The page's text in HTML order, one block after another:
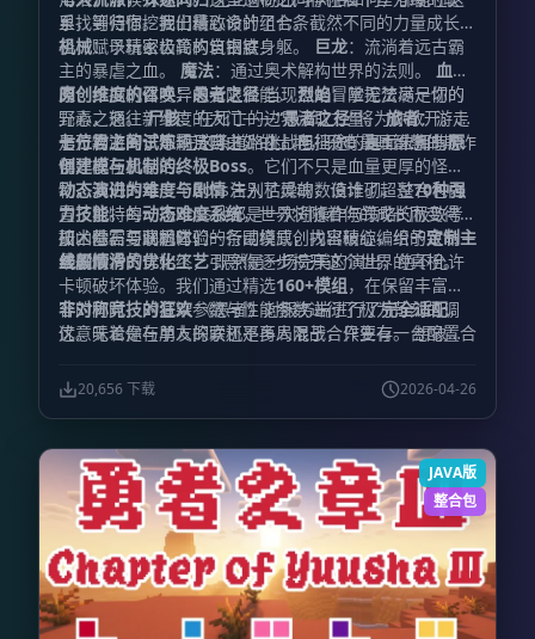
系，等待你挖掘出最致命的组合。
里找到归宿。我们精心设计了七条截然不同的力量成长路
径，赋予玩家极高的自由度：
机械：以精密齿轮构筑钢铁身躯。 巨龙：流淌着远古霸
主的暴虐之血。 魔法：通过奥术解构世界的法则。 血
肉：挖掘机体变异的无限潜能。烈焰：掌控焚尽一切的
元素之怒。尸骸：在死亡的边界汲取力量。旅者：游走
于万物之间，不羁且自由。 挑战与征途：直面未知的恐
惧
原创维度的召唤：愚者之径当现世的冒险无法满足你的
野心，通往新维度的大门——“愚者之径”将为你敞开。这
是一片游离于常规法则之外的土地，只有最具智慧的欺诈
师才能在此存活。
七位君主的试炼在这条道路上，阻挡你的是七位拥有原
创建模与机制的终极Boss。它们不只是血量更厚的怪
物，我们为每一个Boss注入了灵魂，设计了超过70种强
力技能。每一场Boss战都是一次对操作与策略的极致考
研，你需要洞悉它们的行动模式，找出破绽，给予致命一
击。
动态演进的难度与剧情告别枯燥的数值堆砌，整合包内
置了独特的动态难度系统，世界将随着你的成长而变得更
加凶险。与此同时，一条围绕原创内容精心编织的定制主
线剧情将贯穿始终，引导你逐步揭开这个世界的真相。
技术基石与联机体验
丝般顺滑的优化工艺既然是一场完美的演出，绝不允许
卡顿破坏体验。我们通过精选160+模组，在保留丰富内
容的同时，对渲染参数与性能参数进行了极为苛刻的调
优。无论是在单人探索还是多人混战，只要有一台配置合
非对称竞技的狂欢《愚者》对服务端进行了完全适配，
这意味着你与朋友的联机不再局限于合作生存。 想象一
着毁天灭地的技能，而你集结流派之力与之抗衡。这就是
我们为你准备的
Monster vs Player（MvP）非对称1v1
手。
20,656 下载 2026-04-26
JAVA版
整合包